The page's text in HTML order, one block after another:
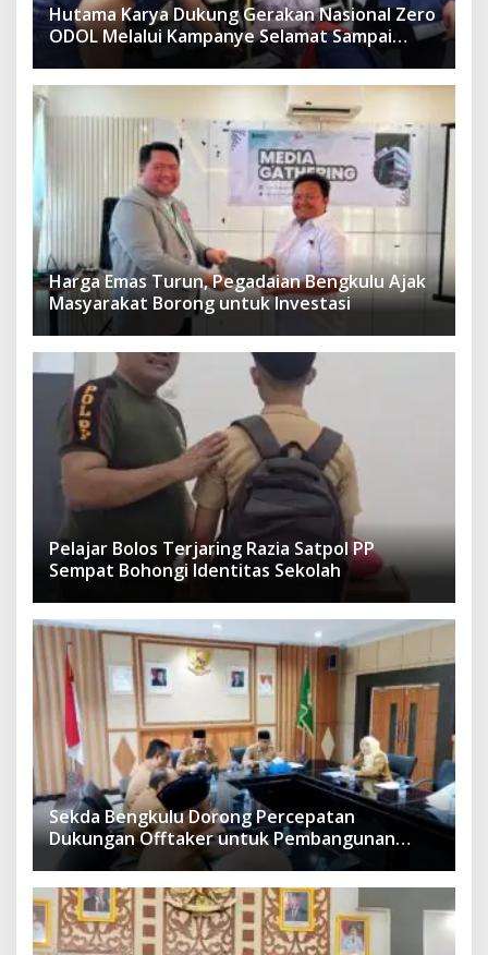
Hutama Karya Dukung Gerakan Nasional Zero
ODOL Melalui Kampanye Selamat Sampai
Harga Emas Turun, Pegadaian Bengkulu Ajak
Masyarakat Borong untuk Investasi
Pelajar Bolos Terjaring Razia Satpol PP
Sempat Bohongi Identitas Sekolah
Sekda Bengkulu Dorong Percepatan
Dukungan Offtaker untuk Pembangunan
TPST Regional